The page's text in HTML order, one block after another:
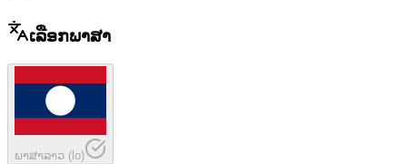
ເລືອກພາສາ
ພາສາລາວ (lo)